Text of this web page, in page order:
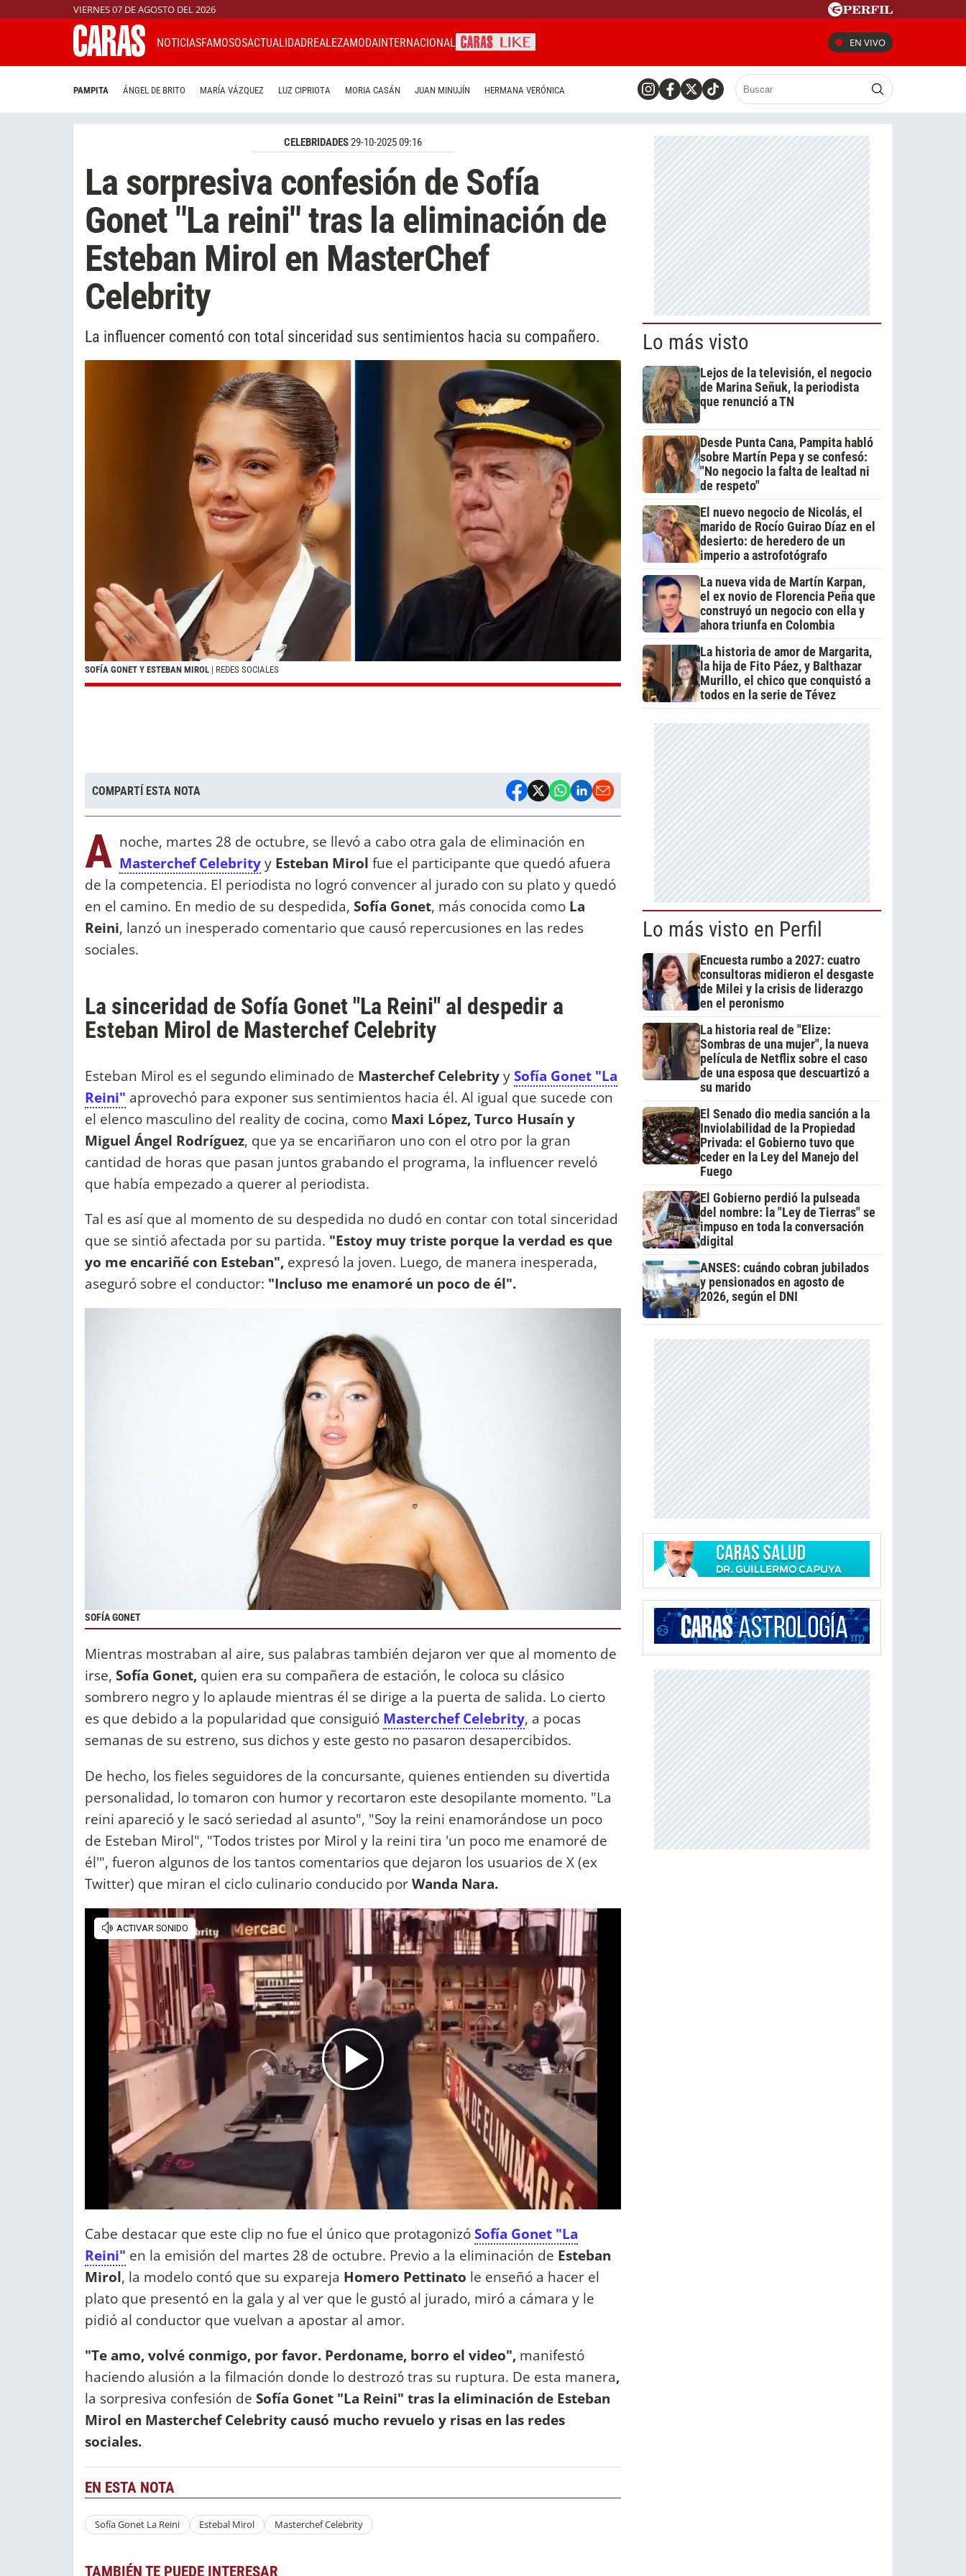
VIERNES 07 DE AGOSTO DEL 2026
NOTICIASFAMOSOSACTUALIDADREALEZAMODAINTERNACIONAL EN VIVO
PAMPITA ÁNGEL DE BRITO MARÍA VÁZQUEZ LUZ CIPRIOTA MORIA CASÁN JUAN MINUJÍN HERMANA VERÓNICA
CELEBRIDADES29-10-2025 09:16
La sorpresiva confesión de Sofía
Gonet "La reini" tras la eliminación de
Esteban Mirol en MasterChef
Celebrity
La influencer comentó con total sinceridad sus sentimientos hacia su compañero.
SOFÍA GONET Y ESTEBAN MIROL | REDES SOCIALES
COMPARTÍ ESTA NOTA
A noche, martes 28 de octubre, se llevó a cabo otra gala de eliminación en
Masterchef Celebrityy Esteban Mirol fue el participante que quedó afuera
de la competencia. El periodista no logró convencer al jurado con su plato y quedó
en el camino. En medio de su despedida, Sofía Gonet, más conocida como La
Reini, lanzó un inesperado comentario que causó repercusiones en las redes
sociales.
La sinceridad de Sofía Gonet "La Reini" al despedir a
Esteban Mirol de Masterchef Celebrity
Esteban Mirol es el segundo eliminado de Masterchef CelebrityySofía Gonet "La
Reini" aprovechó para exponer sus sentimientos hacia él. Al igual que sucede con
el elenco masculino del reality de cocina, como Maxi López, Turco Husaín y
Miguel Ángel Rodríguez, que ya se encariñaron uno con el otro por la gran
cantidad de horas que pasan juntos grabando el programa, la influencer reveló
que había empezado a querer al periodista.
Tal es así que al momento de su despedida no dudó en contar con total sinceridad
que se sintió afectada por su partida. "Estoy muy triste porque la verdad es que
yo me encariñé con Esteban", expresó la joven. Luego, de manera inesperada,
aseguró sobre el conductor: "Incluso me enamoré un poco de él".
SOFÍA GONET
Mientras mostraban al aire, sus palabras también dejaron ver que al momento de
irse, Sofía Gonet, quien era su compañera de estación, le coloca su clásico
sombrero negro y lo aplaude mientras él se dirige a la puerta de salida. Lo cierto
es que debido a la popularidad que consiguió Masterchef Celebrity, a pocas
semanas de su estreno, sus dichos y este gesto no pasaron desapercibidos.
De hecho, los fieles seguidores de la concursante, quienes entienden su divertida
personalidad, lo tomaron con humor y recortaron este desopilante momento. "La
reini apareció y le sacó seriedad al asunto", "Soy la reini enamorándose un poco
de Esteban Mirol", "Todos tristes por Mirol y la reini tira 'un poco me enamoré de
él'", fueron algunos de los tantos comentarios que dejaron los usuarios de X (ex
Twitter) que miran el ciclo culinario conducido porWanda Nara.
Cabe destacar que este clip no fue el único que protagonizóSofía Gonet "La
Reini" en la emisión del martes 28 de octubre. Previo a la eliminación de Esteban
Mirol, la modelo contó que su expareja Homero Pettinato le enseñó a hacer el
plato que presentó en la gala y al ver que le gustó al jurado, miró a cámara y le
pidió al conductor que vuelvan a apostar al amor.
"Te amo, volvé conmigo, por favor. Perdoname, borro el video", manifestó
haciendo alusión a la filmación donde lo destrozó tras su ruptura. De esta manera,
la sorpresiva confesión de Sofía Gonet "La Reini" tras la eliminación de Esteban
Mirol en Masterchef Celebrity causó mucho revuelo y risas en las redes
sociales.
EN ESTA NOTA
Sofía Gonet La Reini Estebal Mirol Masterchef Celebrity
TAMBIÉN TE PUEDE INTERESAR
Lo más visto
Lejos de la televisión, el negocio
de Marina Señuk, la periodista
que renunció a TN
Desde Punta Cana, Pampita habló
sobre Martín Pepa y se confesó:
"No negocio la falta de lealtad ni
de respeto"
El nuevo negocio de Nicolás, el
marido de Rocío Guirao Díaz en el
desierto: de heredero de un
imperio a astrofotógrafo
La nueva vida de Martín Karpan,
el ex novio de Florencia Peña que
construyó un negocio con ella y
ahora triunfa en Colombia
La historia de amor de Margarita,
la hija de Fito Páez, y Balthazar
Murillo, el chico que conquistó a
todos en la serie de Tévez
Lo más visto en Perfil
Encuesta rumbo a 2027: cuatro
consultoras midieron el desgaste
de Milei y la crisis de liderazgo
en el peronismo
La historia real de "Elize:
Sombras de una mujer", la nueva
película de Netflix sobre el caso
de una esposa que descuartizó a
su marido
El Senado dio media sanción a la
Inviolabilidad de la Propiedad
Privada: el Gobierno tuvo que
ceder en la Ley del Manejo del
Fuego
El Gobierno perdió la pulseada
del nombre: la "Ley de Tierras" se
impuso en toda la conversación
digital
ANSES: cuándo cobran jubilados
y pensionados en agosto de
2026, según el DNI